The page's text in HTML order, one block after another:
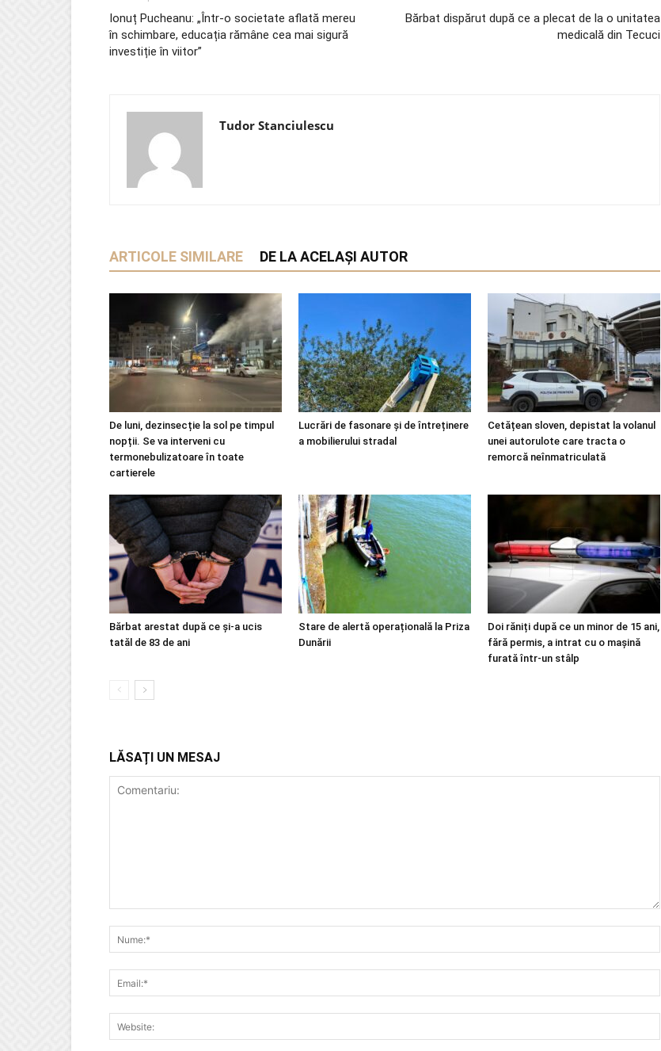
Ionuț Pucheanu: „Într-o societate aflată mereu
în schimbare, educația rămâne cea mai sigură
investiție în viitor”
Bărbat dispărut după ce a plecat de la o unitatea
medicală din Tecuci
Tudor Stanciulescu
ARTICOLE SIMILARE DE LA ACELAȘI AUTOR
De luni, dezinsecție la sol pe timpul
nopții. Se va interveni cu
termonebulizatoare în toate
cartierele
Lucrări de fasonare și de întreținere
a mobilierului stradal
Cetățean sloven, depistat la volanul
unei autorulote care tracta o
remorcă neînmatriculată
Bărbat arestat după ce și-a ucis
tatăl de 83 de ani
Stare de alertă operațională la Priza
Dunării
Doi răniți după ce un minor de 15 ani,
fără permis, a intrat cu o mașină
furată într-un stâlp
LĂSAȚI UN MESAJ